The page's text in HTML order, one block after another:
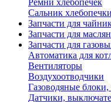
Ремни хлебопечек
Сальник хлебопечки
Запчасти для
Запчасти для
Запчасти для
Автоматика для
Вентиляторы
Воздухоотводчики
Газоводяные
Датчики,